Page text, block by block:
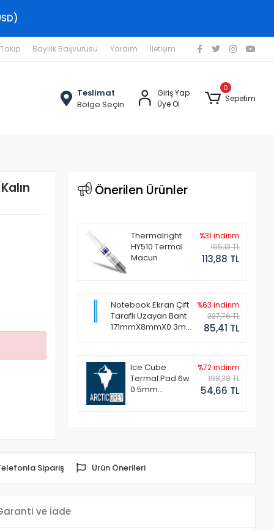
Bayilik Başvurusu Yardım İletişim
Teslimat
Bölge Seçin
Giriş Yap
Üye Ol
0
Sepetim
Önerilen Ürünler
Thermalright
HY510 Termal
Macun
%31 indirim
165,13 TL
113,88 TL
Notebook Ekran Çift
Taraflı Uzayan Bant
171mmX8mmX0.3mm
%63 indirim
227,76 TL
85,41 TL
Ice Cube
Termal Pad 6w
0.5mm
%72 indirim
198,38 TL
54,66 TL
Sipariş Ürün Önerileri
ve İade